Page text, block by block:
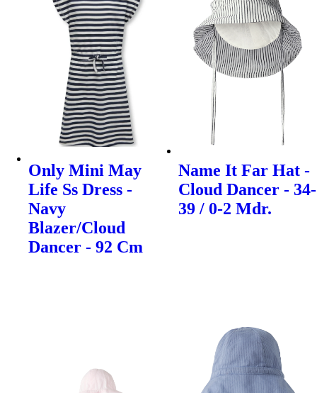
Only Mini May
Life Ss Dress -
Navy
Blazer/Cloud
Dancer - 92 Cm
Name It Far Hat -
Cloud Dancer - 34-
39 / 0-2 Mdr.